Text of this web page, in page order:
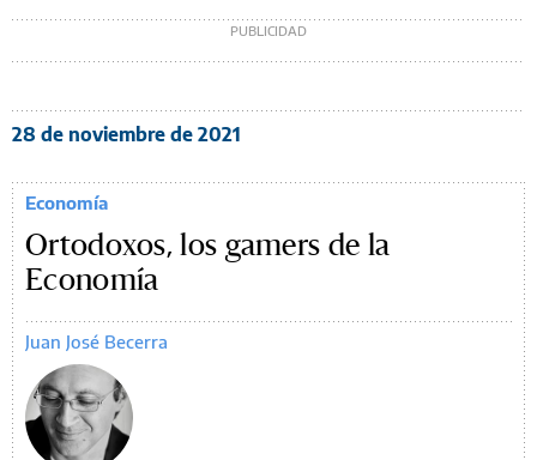
28 de noviembre de 2021
Economía
Ortodoxos, los gamers de la
Economía
Juan José Becerra